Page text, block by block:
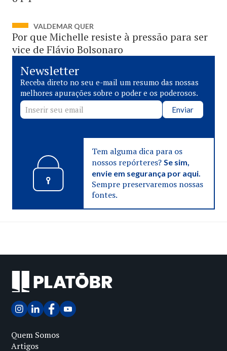
VALDEMAR QUER
Por que Michelle resiste à pressão para ser
vice de Flávio Bolsonaro
Newsletter
Receba direto no seu e-mail um resumo das nossas
melhores apurações sobre o poder e os poderosos.
Enviar
Tem alguma dica para os
nossos repórteres? Se sim,
envie em segurança por aqui.
Sempre preservaremos nossas
fontes.
Quem Somos
Artigos